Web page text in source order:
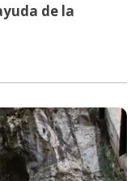
de la